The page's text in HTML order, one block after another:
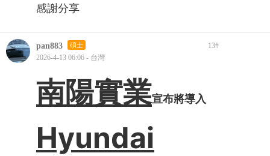
感謝分享
pan883 碩士 13#
2026-4-13 06:06 - 台灣
南陽實業宣布將導入
Hyundai